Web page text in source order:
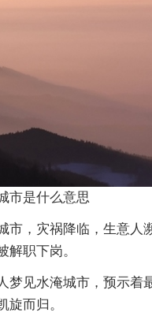
市是什么意思
市，灾祸降临，生意人
解职下岗。
梦见水淹城市，预示着
旋而归。